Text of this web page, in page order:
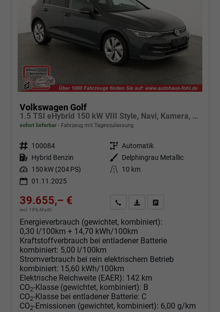
Volkswagen Golf
1.5 TSI eHybrid 150 kW VIII Style, Navi, Kamera, Side, LED-Plus
sofort lieferbar Fahrzeug mit Tageszulassung
Fahrzeugnr. 100084 Getriebe Automatik
Kraftstoff Hybrid Benzin Außenfarbe
Delphingrau Metallic
Leistung 150 kW (204 PS) Kilometerstand
10 km
01.11.2025
39.655,– €
incl. 19% MwSt.
Angebot anfordern
Fahrzeugexpose (PDF)
Energieverbrauch (gewichtet, kombiniert):
0,30 l/100km + 14,70 kWh/100km
Kraftstoffverbrauch bei entladener Batterie
kombiniert: 5,00 l/100km
Stromverbrauch bei rein elektrischem Betrieb
kombiniert: 15,60 kWh/100km
Elektrische Reichweite (EAER): 142 km
CO2-Klasse (gewichtet, kombiniert): B
CO2-Klasse bei entladener Batterie: C
CO2-Emissionen (gewichtet, kombiniert): 6,00 g/km